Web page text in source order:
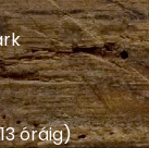
óráig)